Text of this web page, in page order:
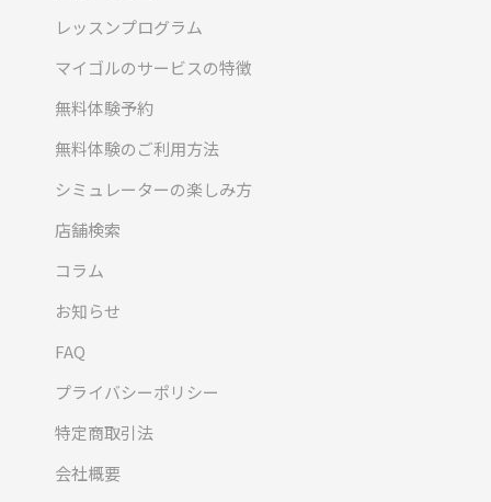
レッスンプログラム
マイゴルのサービスの特徴
無料体験予約
無料体験のご利用方法
シミュレーターの楽しみ方
店舗検索
コラム
お知らせ
FAQ
プライバシーポリシー
特定商取引法
会社概要